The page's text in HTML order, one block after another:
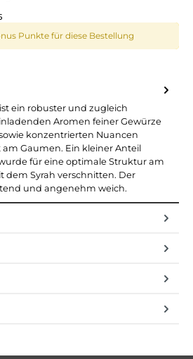
Punkte für diese Bestellung
ein robuster und zugleich
Aromen feiner Gewürze
konzentrierten Nuancen
Gaumen. Ein kleiner Anteil
für eine optimale Struktur am
dem Syrah verschnitten. Der
und angenehm weich.